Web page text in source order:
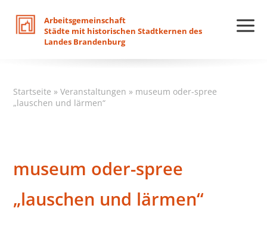
Arbeitsgemeinschaft
Städte mit historischen Stadtkernen des
Landes Brandenburg
Startseite »Veranstaltungen » museum oder-spree
„lauschen und lärmen“
museum oder-spree
„lauschen und lärmen“